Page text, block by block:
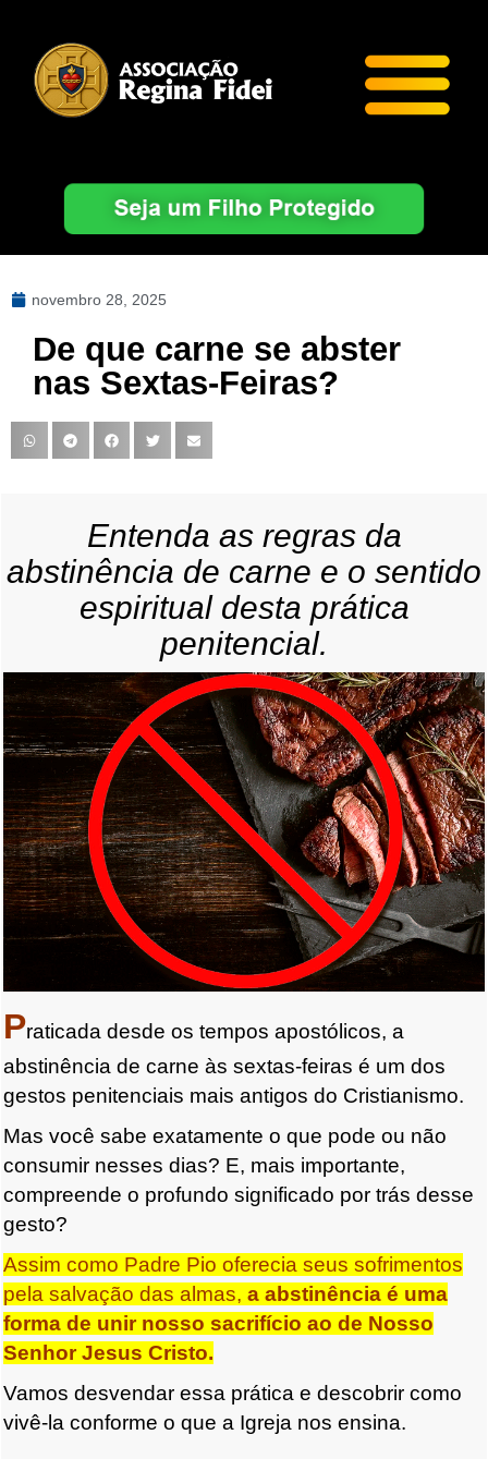
novembro 28, 2025
De que carne se abster
nas Sextas-Feiras?
Entenda as regras da
abstinência de carne e o sentido
espiritual desta prática
penitencial.
Praticada desde os tempos apostólicos, a
abstinência de carne às sextas-feiras é um dos
gestos penitenciais mais antigos do Cristianismo.
Mas você sabe exatamente o que pode ou não
consumir nesses dias? E, mais importante,
compreende o profundo significado por trás desse
gesto?
Assim como Padre Pio oferecia seus sofrimentos
pela salvação das almas, a abstinência é uma
forma de unir nosso sacrifício ao de Nosso
Senhor Jesus Cristo.
Vamos desvendar essa prática e descobrir como
vivê-la conforme o que a Igreja nos ensina.